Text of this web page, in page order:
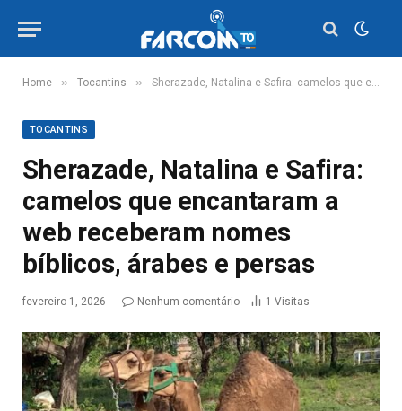
Home » Tocantins » Sherazade, Natalina e Safira: camelos que encantaram a web receberam nomes bíblicos, árabes e persas
TOCANTINS
Sherazade, Natalina e Safira:
camelos que encantaram a
web receberam nomes
bíblicos, árabes e persas
fevereiro 1, 2026 Nenhum comentário 1 Visitas